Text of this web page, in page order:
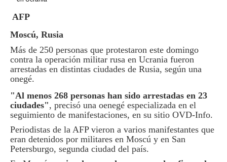
AFP
Moscú, Rusia
Más de 250 personas que protestaron este domingo
contra la operación militar rusa en Ucrania fueron
arrestadas en distintas ciudades de Rusia, según una
onegé.
"Al menos 268 personas han sido arrestadas en 23
ciudades", precisó una oenegé especializada en el
seguimiento de manifestaciones, en su sitio OVD-Info.
Periodistas de la AFP vieron a varios manifestantes que
eran detenidos por militares en Moscú y en San
Petersburgo, segunda ciudad del país.